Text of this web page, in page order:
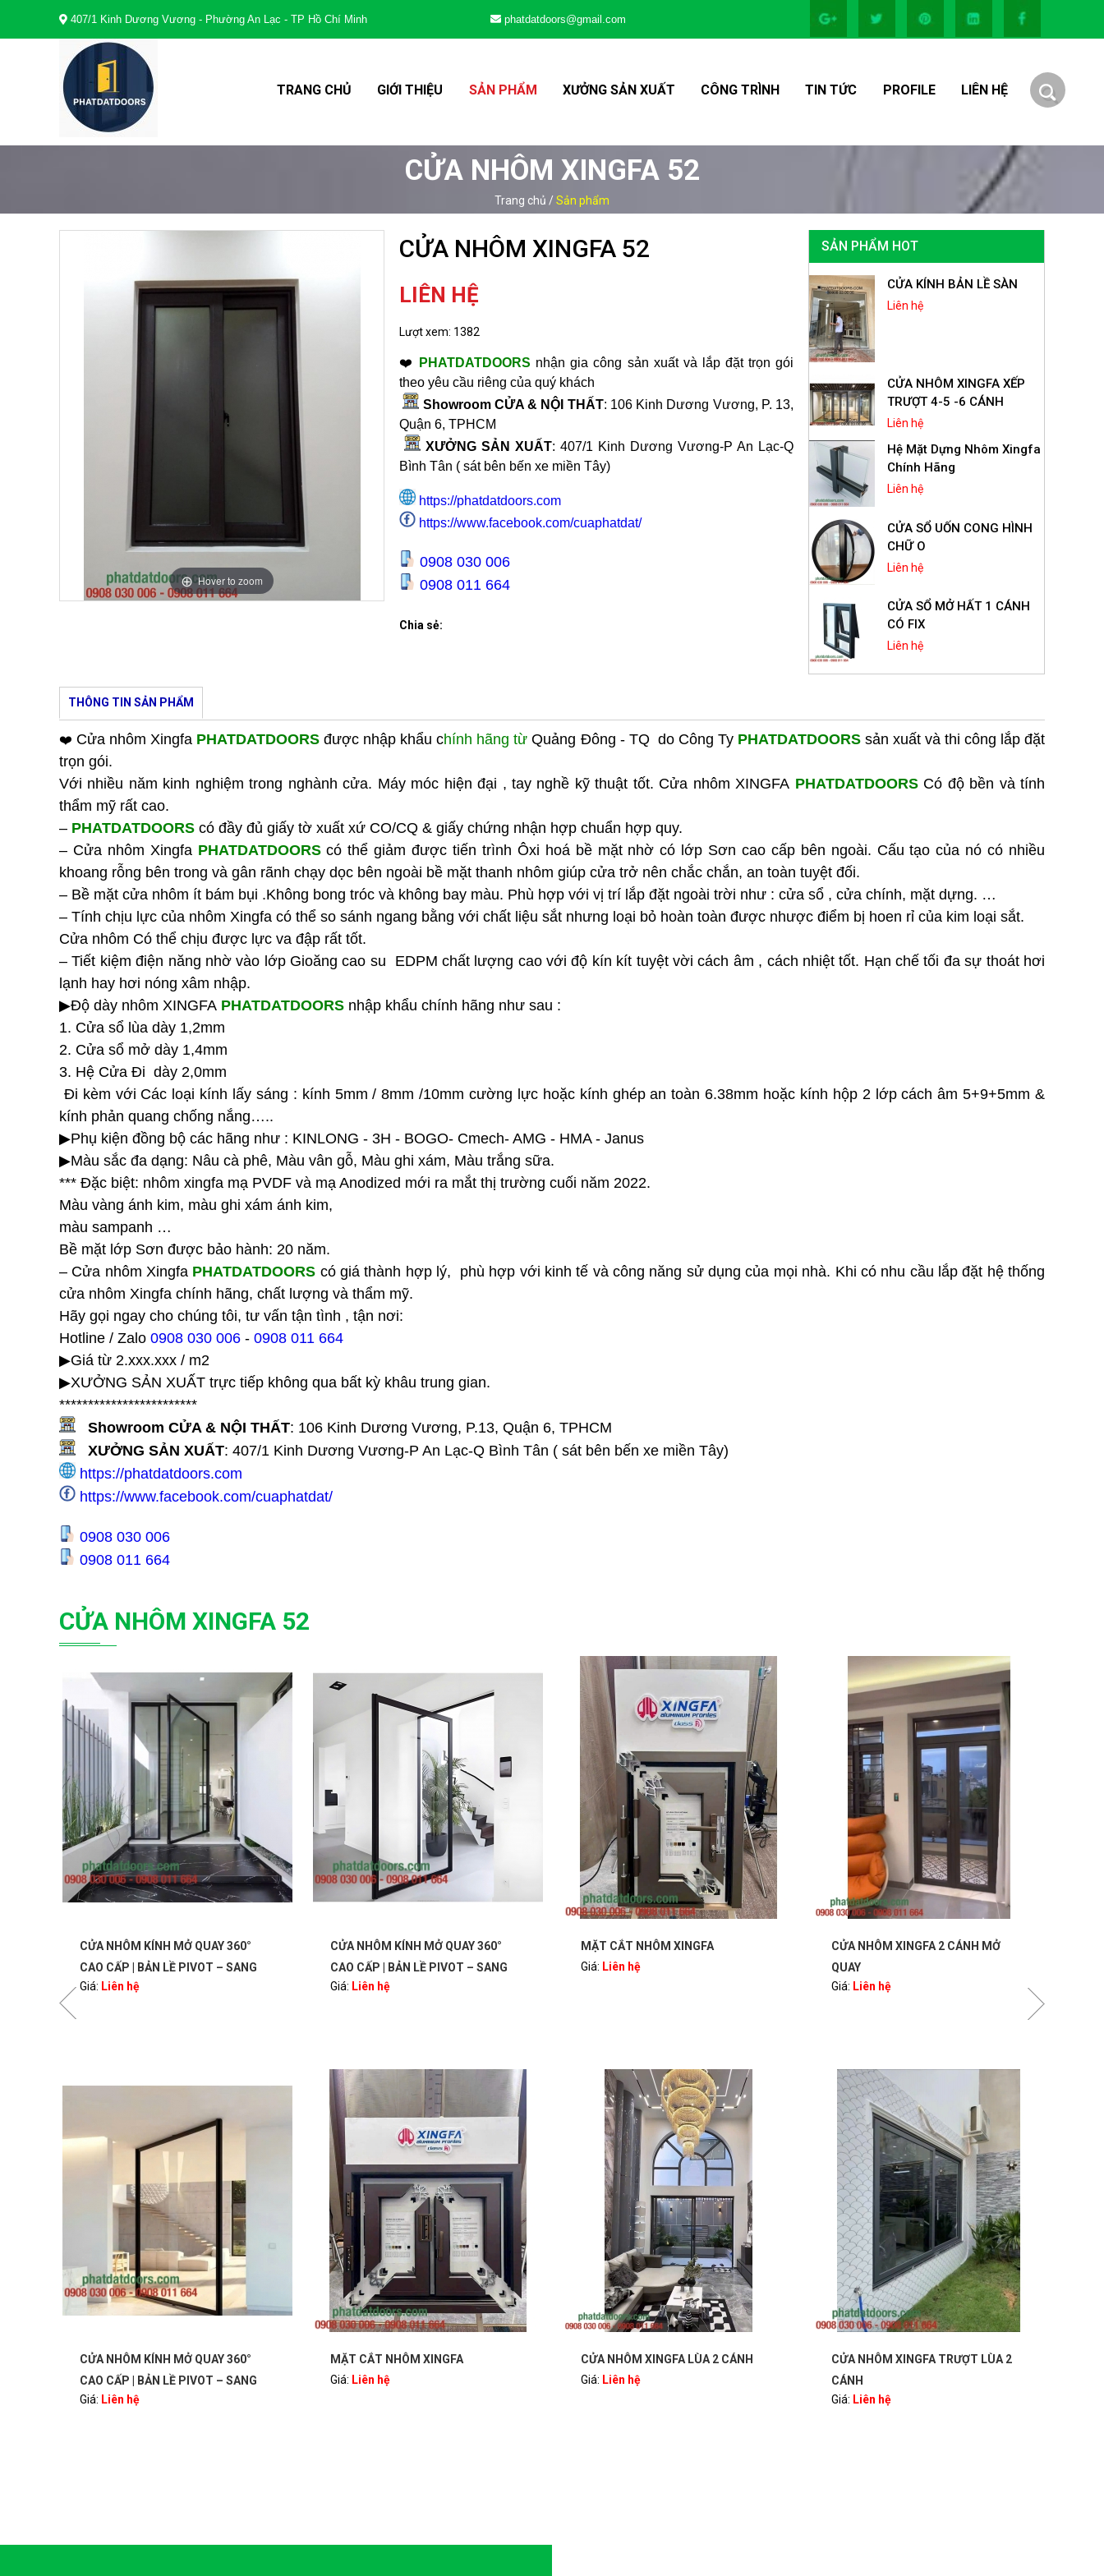
407/1 Kinh Dương Vương - Phường An Lạc - TP Hồ Chí Minh phatdatdoors@gmail.com
TRANG CHỦ GIỚI THIỆU SẢN PHẨM XƯỞNG SẢN XUẤT CÔNG TRÌNH TIN TỨC PROFILE LIÊN HỆ
CỬA NHÔM XINGFA 52
Trang chủ / Sản phẩm
Hover to zoom
CỬA NHÔM XINGFA 52
LIÊN HỆ
Lượt xem: 1382
❤️ PHATDATDOORS nhận gia công sản xuất và lắp đặt trọn gói
theo yêu cầu riêng của quý khách
Showroom CỬA & NỘI THẤT: 106 Kinh Dương Vương, P. 13,
Quận 6, TPHCM
XƯỞNG SẢN XUẤT: 407/1 Kinh Dương Vương-P An Lạc-Q
Bình Tân ( sát bên bến xe miền Tây)
https://phatdatdoors.com
https://www.facebook.com/cuaphatdat/
0908 030 006
0908 011 664
Chia sẻ:
SẢN PHẨM HOT
CỬA KÍNH BẢN LỀ SÀN
Liên hệ
CỬA NHÔM XINGFA XẾP
TRƯỢT 4-5 -6 CÁNH
Liên hệ
Hệ Mặt Dựng Nhôm Xingfa
Chính Hãng
Liên hệ
CỬA SỔ UỐN CONG HÌNH
CHỮ O
Liên hệ
CỬA SỔ MỞ HẤT 1 CÁNH
CÓ FIX
Liên hệ
Liên hệ
| Mở Rộng Không Gian –
Không Gian – Vận Hành
Êm | PHATDATDOORS
CỬA NHỰA LÕI THÉP VÂN
PHATDATDOORS
Liên hệ
THÔNG TIN SẢN PHẨM
❤️ Cửa nhôm Xingfa PHATDATDOORS được nhập khẩu chính hãng từ Quảng Đông - TQ do Công Ty PHATDATDOORSsản xuất và thi công lắp đặt
trọn gói.
Với nhiều năm kinh nghiệm trong nghành cửa. Máy móc hiện đại , tay nghề kỹ thuật tốt. Cửa nhôm XINGFA PHATDATDOORSCó độ bền và tính
thẩm mỹ rất cao.
– PHATDATDOORS có đầy đủ giấy tờ xuất xứ CO/CQ & giấy chứng nhận hợp chuẩn hợp quy.
– Cửa nhôm Xingfa PHATDATDOORScó thể giảm được tiến trình Ôxi hoá bề mặt nhờ có lớp Sơn cao cấp bên ngoài. Cấu tạo của nó có nhiều
khoang rỗng bên trong và gân rãnh chạy dọc bên ngoài bề mặt thanh nhôm giúp cửa trở nên chắc chắn, an toàn tuyệt đối.
– Bề mặt cửa nhôm ít bám bụi .Không bong tróc và không bay màu. Phù hợp với vị trí lắp đặt ngoài trời như : cửa sổ , cửa chính, mặt dựng. …
– Tính chịu lực của nhôm Xingfa có thể so sánh ngang bằng với chất liệu sắt nhưng loại bỏ hoàn toàn được nhược điểm bị hoen rỉ của kim loại sắt.
Cửa nhôm Có thể chịu được lực va đập rất tốt.
– Tiết kiệm điện năng nhờ vào lớp Gioăng cao su EDPM chất lượng cao với độ kín kít tuyệt vời cách âm , cách nhiệt tốt. Hạn chế tối đa sự thoát hơi
lạnh hay hơi nóng xâm nhập.
▶Độ dày nhôm XINGFA PHATDATDOORS nhập khẩu chính hãng như sau :
1. Cửa sổ lùa dày 1,2mm
2. Cửa sổ mở dày 1,4mm
3. Hệ Cửa Đi dày 2,0mm
Đi kèm với Các loại kính lấy sáng : kính 5mm / 8mm /10mm cường lực hoặc kính ghép an toàn 6.38mm hoặc kính hộp 2 lớp cách âm 5+9+5mm &
kính phản quang chống nắng…..
▶Phụ kiện đồng bộ các hãng như : KINLONG - 3H - BOGO- Cmech- AMG - HMA - Janus
▶Màu sắc đa dạng: Nâu cà phê, Màu vân gỗ, Màu ghi xám, Màu trắng sữa.
*** Đặc biệt: nhôm xingfa mạ PVDF và mạ Anodized mới ra mắt thị trường cuối năm 2022.
Màu vàng ánh kim, màu ghi xám ánh kim,
màu sampanh …
Bề mặt lớp Sơn được bảo hành: 20 năm.
– Cửa nhôm Xingfa PHATDATDOORS có giá thành hợp lý, phù hợp với kinh tế và công năng sử dụng của mọi nhà. Khi có nhu cầu lắp đặt hệ thống
cửa nhôm Xingfa chính hãng, chất lượng và thẩm mỹ.
Hãy gọi ngay cho chúng tôi, tư vấn tận tình , tận nơi:
Hotline / Zalo 0908 030 006 - 0908 011 664
▶Giá từ 2.xxx.xxx / m2
▶XƯỞNG SẢN XUẤT trực tiếp không qua bất kỳ khâu trung gian.
************************
Showroom CỬA & NỘI THẤT: 106 Kinh Dương Vương, P.13, Quận 6, TPHCM
XƯỞNG SẢN XUẤT: 407/1 Kinh Dương Vương-P An Lạc-Q Bình Tân ( sát bên bến xe miền Tây)
https://phatdatdoors.com
https://www.facebook.com/cuaphatdat/
0908 030 006
0908 011 664
CỬA NHÔM XINGFA 52
CỬA NHÔM KÍNH MỞ QUAY 360°
CAO CẤP | BẢN LỀ PIVOT – SANG
TRỌNG, HIỆN ĐẠI | PHATDATDOORS
Giá: Liên hệ
MẶT CẮT NHÔM XINGFA
Giá:Liên hệ
MẶT CẮT NHÔM XINGFA
Giá:Liên hệ
CỬA NHÔM XINGFA LÙA 2 CÁNH
Giá: Liên hệ
CỬA NHÔM XINGFA 2 CÁNH MỞ
QUAY
CỬA NHÔM XINGFA TRƯỢT LÙA 2
CÁNH
VÁCH KÍNH – MẶT DỰNG NHÔM
XINGFA
Giá: Liên hệ
VÁCH KÍNH UỐN VÒM + CỬA MỞ
QUAY 4 CÁNH NHÔM XINGFA
Giá: Liên hệ